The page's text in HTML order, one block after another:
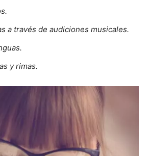
a través de audiciones musicales.
y rimas.